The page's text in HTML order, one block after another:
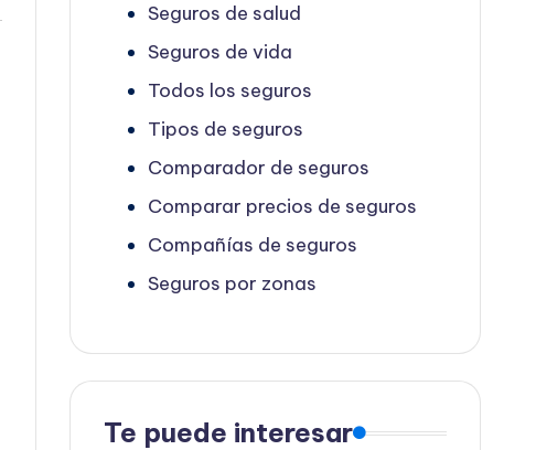
Seguros de salud
Seguros de vida
Todos los seguros
Tipos de seguros
Comparador de seguros
Comparar precios de seguros
Compañías de seguros
Seguros por zonas
Te puede interesar